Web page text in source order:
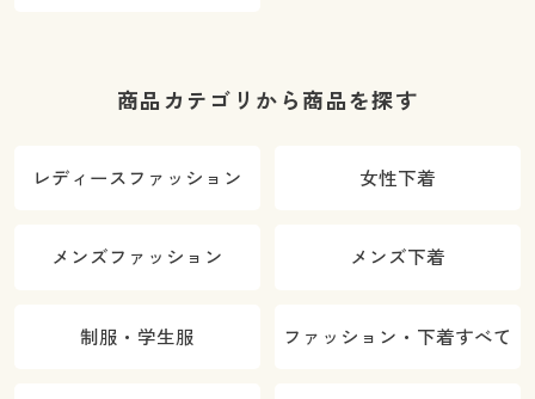
商品カテゴリから商品を探す
レディースファッション 女性下着
メンズファッション メンズ下着
制服・学生服 ファッション・下着すべて